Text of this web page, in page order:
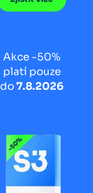
Akce -50%
platí pouze
do7.8.2026